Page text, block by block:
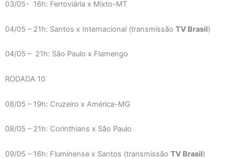
03/05- 16h: Ferroviária x Mixto-MT
04/05 – 21h: Santos x Internacional (transmissão TV Brasil)
04/05 – 21h: São Paulo x Flamengo
RODADA 10
08/05 – 19h: Cruzeiro x América-MG
08/05 – 21h: Corinthians x São Paulo
09/05 – 16h: Fluminense x Santos (transmissão TV Brasil)